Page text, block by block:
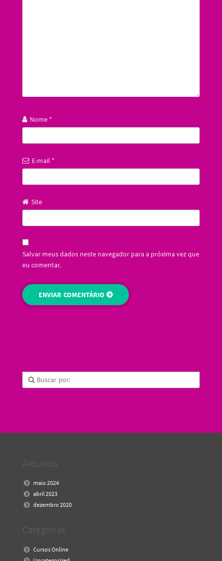
Nome *
E-mail *
Site
Salvar meus dados neste navegador para a próxima vez que
eu comentar.
Arquivos
maio 2024
abril 2023
dezembro 2020
Categorias
Cursos Online